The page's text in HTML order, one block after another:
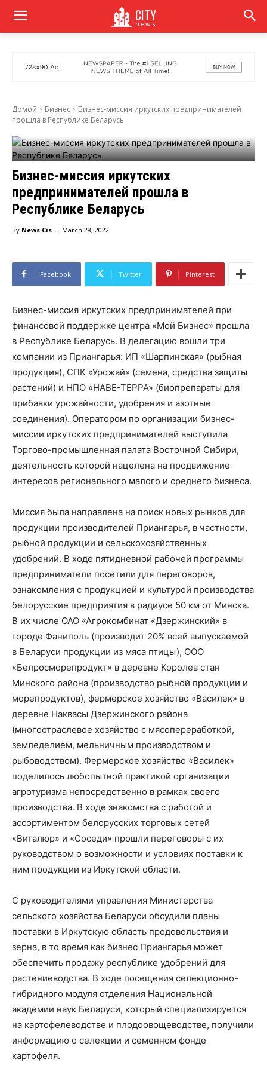
CITY
news
Домой Бизнес
Бизнес-миссия иркутских предпринимателей
прошла в Республике Беларусь
Бизнес-миссия иркутских
предпринимателей прошла в
Республике Беларусь
By News Cis - March 28, 2022
Facebook Twitter Pinterest
Бизнес-миссия иркутских предпринимателей при
финансовой поддержке центра «Мой Бизнес» прошла
в Республике Беларусь. В делегацию вошли три
компании из Приангарья: ИП «Шарпинская» (рыбная
продукция), СПК «Урожай» (семена, средства защиты
растений) и НПО «НАВЕ-ТЕРРА» (биопрепараты для
прибавки урожайности, удобрения и азотные
соединения). Оператором по организации бизнес-
миссии иркутских предпринимателей выступила
Торгово-промышленная палата Восточной Сибири,
деятельность которой нацелена на продвижение
интересов регионального малого и среднего бизнеса.
Миссия была направлена на поиск новых рынков для
продукции производителей Приангарья, в частности,
рыбной продукции и сельскохозяйственных
удобрений. В ходе пятидневной рабочей программы
предприниматели посетили для переговоров,
ознакомления с продукцией и культурой производства
белорусские предприятия в радиусе 50 км от Минска.
В их числе ОАО «Агрокомбинат «Дзержинский» в
городе Фаниполь (производит 20% всей выпускаемой
в Беларуси продукции из мяса птицы), ООО
«Белросморепродукт» в деревне Королев стан
Минского района (производство рыбной продукции и
морепродуктов), фермерское хозяйство «Василек» в
деревне Наквасы Дзержинского района
(многоотраслевое хозяйство с мясопереработкой,
земледелием, мельничным производством и
рыбоводством). Фермерское хозяйство «Василек»
поделилось любопытной практикой организации
агротуризма непосредственно в рамках своего
производства. В ходе знакомства с работой и
ассортиментом белорусских торговых сетей
«Виталюр» и «Соседи» прошли переговоры с их
руководством о возможности и условиях поставки к
ним продукции из Иркутской области.
С руководителями управления Министерства
сельского хозяйства Беларуси обсудили планы
поставки в Иркутскую область продовольствия и
зерна, в то время как бизнес Приангарья может
обеспечить продажу республике удобрений для
растениеводства. В ходе посещения селекционно-
гибридного модуля отделения Национальной
академии наук Беларуси, который специализируется
на картофелеводстве и плодоовощеводстве, получили
информацию о селекции и семенном фонде
картофеля.